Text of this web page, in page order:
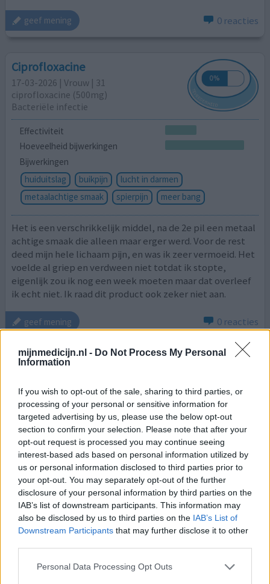
mijnmedicijn.nl - Do Not Process My Personal
Information
If you wish to opt-out of the sale, sharing to third parties, or
processing of your personal or sensitive information for
targeted advertising by us, please use the below opt-out
section to confirm your selection. Please note that after your
opt-out request is processed you may continue seeing
interest-based ads based on personal information utilized by
us or personal information disclosed to third parties prior to
your opt-out. You may separately opt-out of the further
disclosure of your personal information by third parties on the
IAB’s list of downstream participants. This information may
also be disclosed by us to third parties on the IAB’s List of
Downstream Participants that may further disclose it to other
Personal Data Processing Opt Outs
geef mening 0 reacties
Ciprofloxacine
17-03-2026 | Vrouw | 31
ciprofloxacine (500mg)
Bacteriële infectie
Effectiviteit
Hoeveelheid bijwerkingen
Bijwerkingen
huiduitslag
buikpijn
lucht in darmen
metaalachtige smaak
spierpijn meer bang
Het is een verschrikkelijk middel, na de 2e pil een metaal
achtige smaak die alleen maar erger werd. Voor de rest
deed mijn hele lichaam pijn, en was ik zeer vermoeid. Het
voelde al griep en verdween niet totdat ik stopte,
eigenlijk zou ik nog een week moeten maar dat overleef
ik echt niet. Ik raad dit product ook zeker niet aan.
geef mening 0 reacties
Ciprofloxacine
ciprofloxacine (500mg)
Prostaatontsteking
Effectiviteit
Hoeveelheid bijwerkingen
Na alle slechte ervaringen hierboven, wil ik graag een
positieve indienen. De uroloog vermoedde een
‘onderliggende ontsteking’ aan de prostaat nav een
verhoogde psa in combi met hoge gevoeligheid ervan en
kleur/geur van urine en aanvankelijke bloedverkleuring.
[lees meer...]